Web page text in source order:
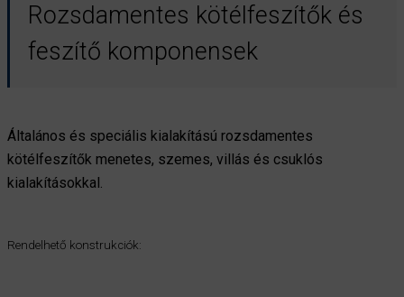
Rozsdamentes kötélfeszítők és
feszítő komponensek
Általános és speciális kialakítású rozsdamentes
kötélfeszítők menetes, szemes, villás és csuklós
kialakításokkal.
Rendelhető konstrukciók: